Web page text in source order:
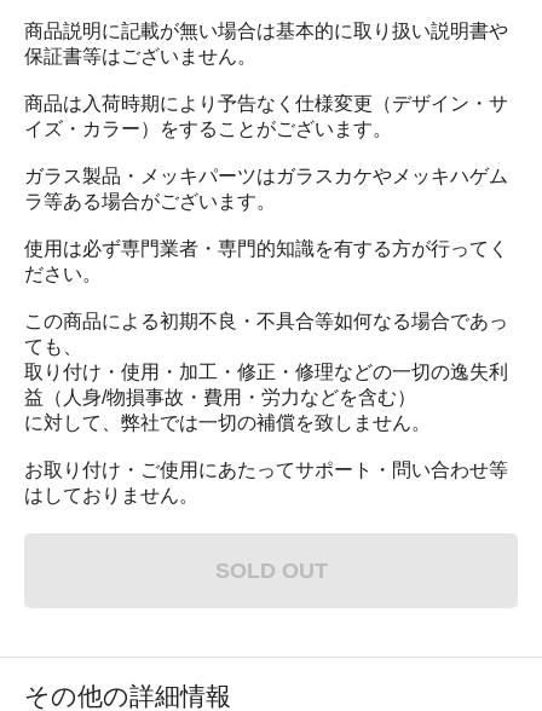
商品説明に記載が無い場合は基本的に取り扱い説明書や
保証書等はございません。
商品は入荷時期により予告なく仕様変更（デザイン・サ
イズ・カラー）をすることがございます。
ガラス製品・メッキパーツはガラスカケやメッキハゲム
ラ等ある場合がございます。
使用は必ず専門業者・専門的知識を有する方が行ってく
ださい。
この商品による初期不良・不具合等如何なる場合であっ
ても、
取り付け・使用・加工・修正・修理などの一切の逸失利
益（人身/物損事故・費用・労力などを含む）
に対して、弊社では一切の補償を致しません。
お取り付け・ご使用にあたってサポート・問い合わせ等
はしておりません。
SOLD OUT
その他の詳細情報